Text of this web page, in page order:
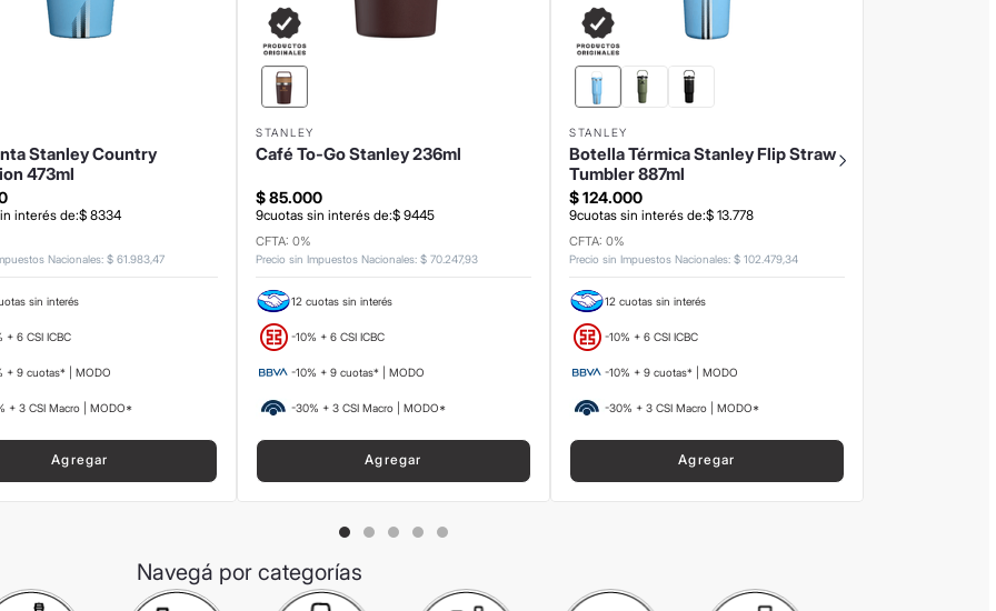
Stanley Country
473ml
interés de:$ 8334
Nacionales: $ 61 98347
sin interés
+ 6 CSI ICBC
+ 9 cuotas* | MODO
+ 3 CSI Macro | MODO*
Agregar
STANLEY
Café To-Go Stanley 236ml
$85.000
9cuotas sin interés de:$ 9445
CFTA: 0%
Precio sin Impuestos Nacionales: $ 70247,93
12 cuotas sin interés
-10% + 6 CSI ICBC
-10% + 9 cuotas* | MODO
-30% + 3 CSI Macro | MODO*
Agregar
STANLEY
Botella Térmica Stanley Flip Straw
Tumbler 887ml
$124.000
9cuotas sin interés de:$ 13.778
CFTA: 0%
Precio sin Impuestos Nacionales: $ 102 47934
12 cuotas sin interés
-10% + 6 CSI ICBC
-10% + 9 cuotas* | MODO
-30% + 3 CSI Macro | MODO*
Agregar
Navegá por categorías